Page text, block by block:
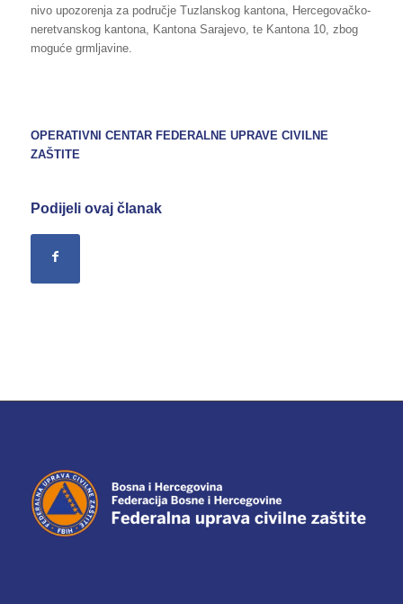
nivo upozorenja za područje Tuzlanskog kantona, Hercegovačko-
neretvanskog kantona, Kantona Sarajevo, te Kantona 10, zbog
moguće grmljavine.
OPERATIVNI CENTAR FEDERALNE UPRAVE CIVILNE
ZAŠTITE
Podijeli ovaj članak